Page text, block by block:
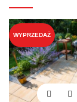
WYPRZEDAŻ